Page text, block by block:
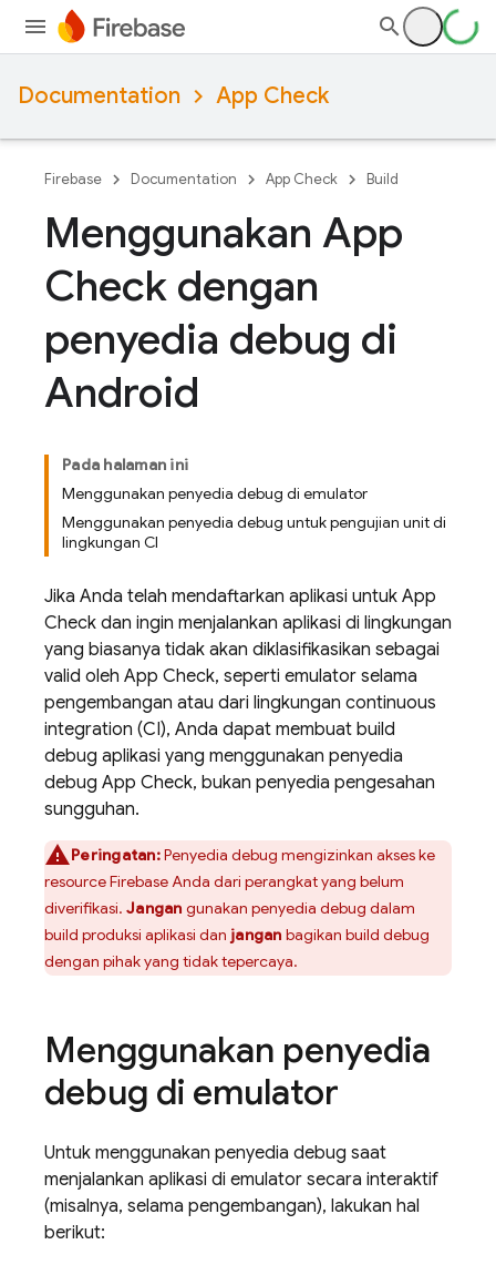
Documentation App Check
Firebase Documentation App Check Build
Menggunakan App
Check dengan
penyedia debug di
Android
Pada halaman ini
Menggunakan penyedia debug di emulator
Menggunakan penyedia debug untuk pengujian unit di
lingkungan CI
Jika Anda telah mendaftarkan aplikasi untuk App
Check dan ingin menjalankan aplikasi di lingkungan
yang biasanya tidak akan diklasifikasikan sebagai
valid oleh App Check, seperti emulator selama
pengembangan atau dari lingkungan continuous
integration (CI), Anda dapat membuat build
debug aplikasi yang menggunakan penyedia
debug App Check, bukan penyedia pengesahan
sungguhan.
Peringatan:Penyedia debug mengizinkan akses ke
resource Firebase Anda dari perangkat yang belum
diverifikasi. Jangan gunakan penyedia debug dalam
build produksi aplikasi dan jangan bagikan build debug
dengan pihak yang tidak tepercaya.
Menggunakan penyedia
debug di emulator
Untuk menggunakan penyedia debug saat
menjalankan aplikasi di emulator secara interaktif
(misalnya, selama pengembangan), lakukan hal
berikut: